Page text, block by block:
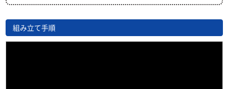
組み立て手順